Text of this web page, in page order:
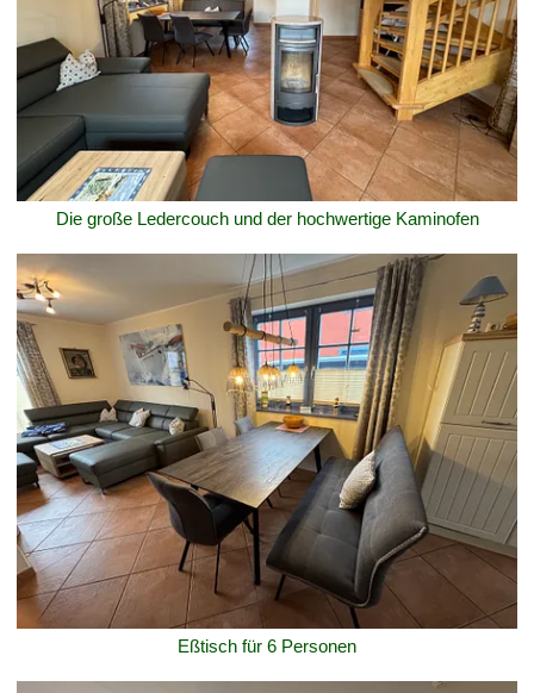
Die große Ledercouch und der hochwertige Kaminofen
Eßtisch für 6 Personen